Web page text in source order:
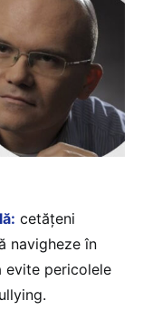
cetățeni
navigheze în
evite pericolele